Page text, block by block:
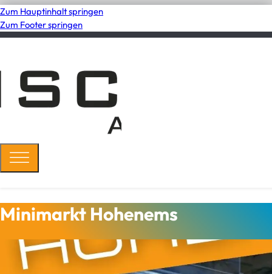
Zum Hauptinhalt springen
Zum Footer springen
Minimarkt Hohenems